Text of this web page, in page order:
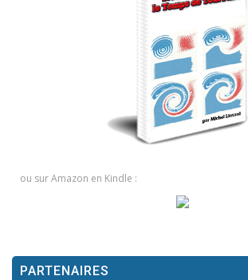
ou sur Amazon en Kindle :
PARTENAIRES